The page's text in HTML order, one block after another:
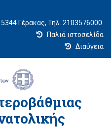
Γέρακας, Τηλ. 2103576000
Παλιά ιστοσελίδα
Διαύγεια